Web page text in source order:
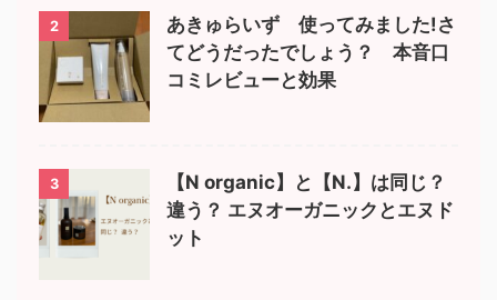
2
あきゅらいず 使ってみました!さ
てどうだったでしょう？ 本音口
コミレビューと効果
3
【N organic】と【N.】は同じ？
違う？ エヌオーガニックとエヌド
ット